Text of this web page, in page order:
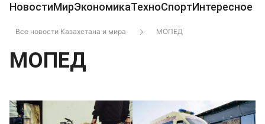
НовостиМирЭкономикаТехноСпортИнтересное
Все новости Казахстана и мира МОПЕД
МОПЕД